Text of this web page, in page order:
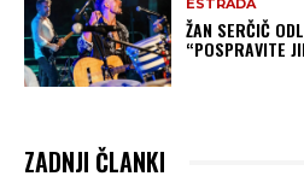
ŽAN SERČIČ
“POSPRAVITE
ZADNJI ČLANKI